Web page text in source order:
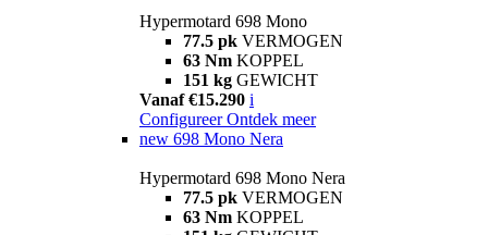
Hypermotard 698 Mono
77.5 pk VERMOGEN
63 Nm KOPPEL
151 kg GEWICHT
Vanaf €15.290 i
Configureer Ontdek meer
new 698 Mono Nera
Hypermotard 698 Mono Nera
77.5 pk VERMOGEN
63 Nm KOPPEL